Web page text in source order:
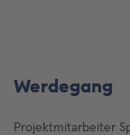
Werdegang
Projektmitarbeiter